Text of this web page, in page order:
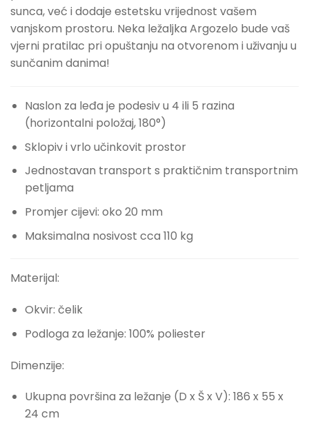
sunca, već i dodaje estetsku vrijednost vašem
vanjskom prostoru. Neka ležaljka Argozelo bude vaš
vjerni pratilac pri opuštanju na otvorenom i uživanju u
sunčanim danima!
Naslon za leđa je podesiv u 4 ili 5 razina
(horizontalni položaj, 180°)
Sklopiv i vrlo učinkovit prostor
Jednostavan transport s praktičnim transportnim
petljama
Promjer cijevi: oko 20 mm
Maksimalna nosivost cca 110 kg
Materijal:
Okvir: čelik
Podloga za ležanje: 100% poliester
Dimenzije:
Ukupna površina za ležanje (D x Š x V): 186 x 55 x
24 cm